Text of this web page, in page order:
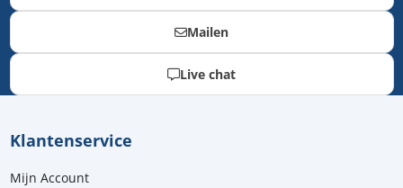
Mailen
Live chat
Klantenservice
Mijn Account